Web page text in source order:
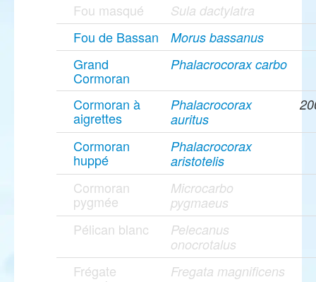
Fou masqué Sula dactylatra
Fou de Bassan Morus bassanus
Grand
Cormoran
Phalacrocorax carbo
Cormoran à
aigrettes
Phalacrocorax
auritus
Cormoran
huppé
Phalacrocorax
aristotelis
Cormoran
pygmée
Microcarbo
pygmaeus
Pélican blanc
Pelecanus
onocrotalus
Frégate Fregata magnificens